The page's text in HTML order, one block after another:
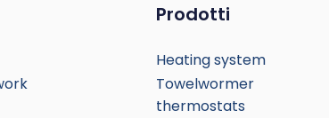
Prodotti
Heating system
Towelwormer
thermostats